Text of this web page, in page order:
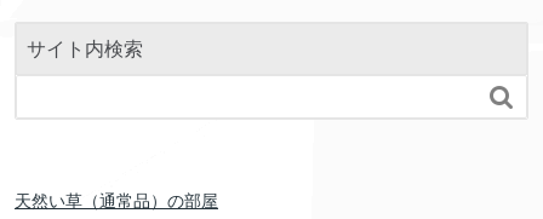
サイト内検索

天然い草（通常品）の部屋